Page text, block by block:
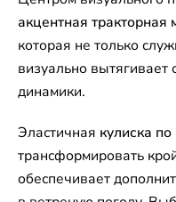
акцентная тракторная
которая не только
визуально вытягивает
динамики.
Эластичная кулиска
трансформировать
обеспечивает